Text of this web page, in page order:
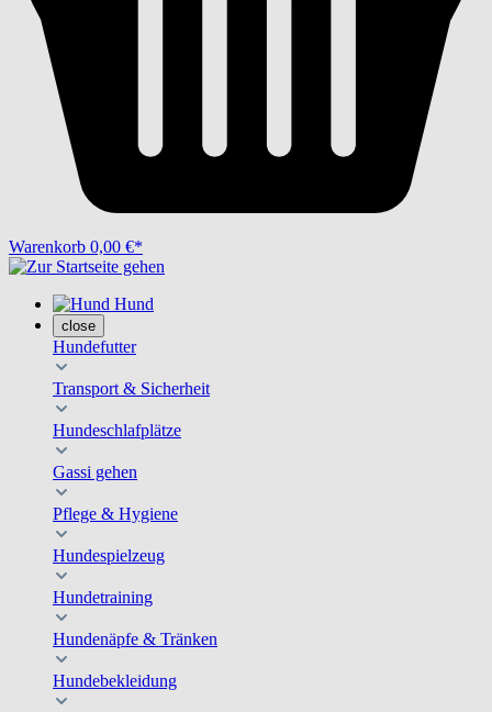
Warenkorb 0,00 €*
Hund
close
Hundefutter
Transport & Sicherheit
Hundeschlafplätze
Gassi gehen
Pflege & Hygiene
Hundespielzeug
Hundetraining
Hundenäpfe & Tränken
Hundebekleidung